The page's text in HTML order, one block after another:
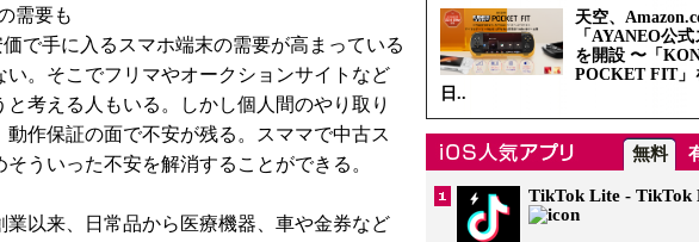
需要も
で手に入るスマホ端末の需要が高まっている
。そこでフリマやオークションサイトなど
考える人もいる。しかし個人間のやり取り
作保証の面で不安が残る。スママで中古ス
ういった不安を解消することができる。
以来、日常品から医療機器、車や金券など
天空、
「AYANEO公式
を開設 〜「
POCKET FIT」
日..
無料
TikTok Lite - TikTok